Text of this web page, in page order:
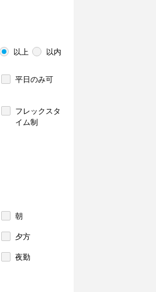
以上 以内
平日のみ可
フレックスタ
イム制
朝
夕方
夜勤